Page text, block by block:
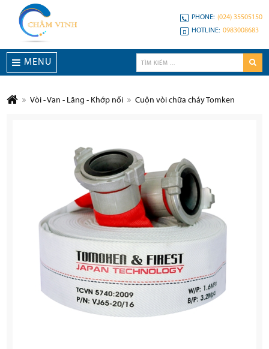
PHONE: (024) 35505150
HOTLINE: 0983008683
MENU
Vòi - Van - Lăng - Khớp nối Cuộn vòi chữa cháy Tomken